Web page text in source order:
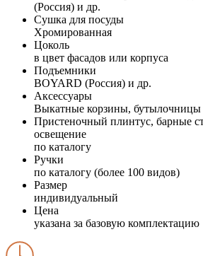
(Россия) и др.
Сушка для посуды
Хромированная
Цоколь
в цвет фасадов или корпуса
Подъемники
BOYARD (Россия) и др.
Аксессуары
Выкатные корзины, бутылочницы
Пристеночный плинтус, барные
освещение
по каталогу
Ручки
по каталогу (более 100 видов)
Размер
индивидуальный
Цена
указана за базовую комплектацию